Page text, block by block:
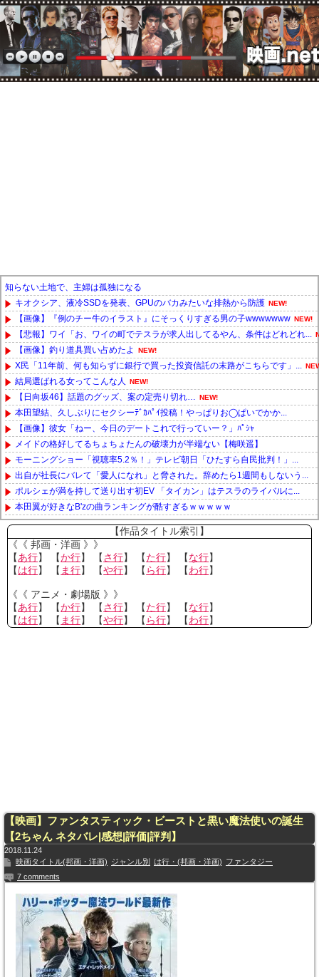
知らない土地で、主婦は孤独になる
キオクシア、液冷SSDを発表、GPUのバカみたいな排熱から防護 NEW!
【画像】『例のチー牛のイラスト』にそっくりすぎる男の子wwwwwww NEW!
【悲報】ワイ「お、ワイの町でテスラが求人出してるやん、条件はどれどれ...
【画像】釣り道具買い占めたよ NEW!
X民「11年前、何も知らずに銀行で買った投資信託の末路がこちらです」...
結局選ばれる女ってこんな人 NEW!
【日向坂46】話題のグッズ、案の定売り切れ… NEW!
本田望結、久しぶりにセクシーﾃﾞｶﾊﾟｲ投稿！やっぱりお◯ぱいでかか...
【画像】彼女「ねー、今日のデートこれで行っていー？」ﾊﾟｼｬ
メイドの格好してるちょちょたんの破壊力が半端ない【梅咲遥】
モーニングショー「視聴率5.2％！」テレビ朝日「ひたすら自民批判！」...
出自が社長にバレて「愛人になれ」と脅された。辞めたら1週間もしないう...
ポルシェが満を持して送り出す初EV 「タイカン」はテスラのライバルに...
本田翼が好きなB'zの曲ランキングが酷すぎるｗｗｗｗｗ
Powered by livedoor 相互RSS
【作品タイトル索引】
《《 邦画・洋画 》》
【あ行】 【か行】 【さ行】 【た行】 【な行】
【は行】 【 ま行】 【や行】 【 ら行】 【わ行】
《《 アニメ・劇場版 》》
【あ行】 【か行】 【さ行】 【た行】 【な行】
【は行】 【 ま行】 【や行】 【 ら行】 【わ行】
【映画】ファンタスティック・ビーストと黒い魔法使いの誕生
【2ちゃん ネタバレ|感想|評価|評判】
2018.11.24
映画タイトル(邦画・洋画) ジャンル別 は行・(邦画・洋画) ファンタジー
7 comments